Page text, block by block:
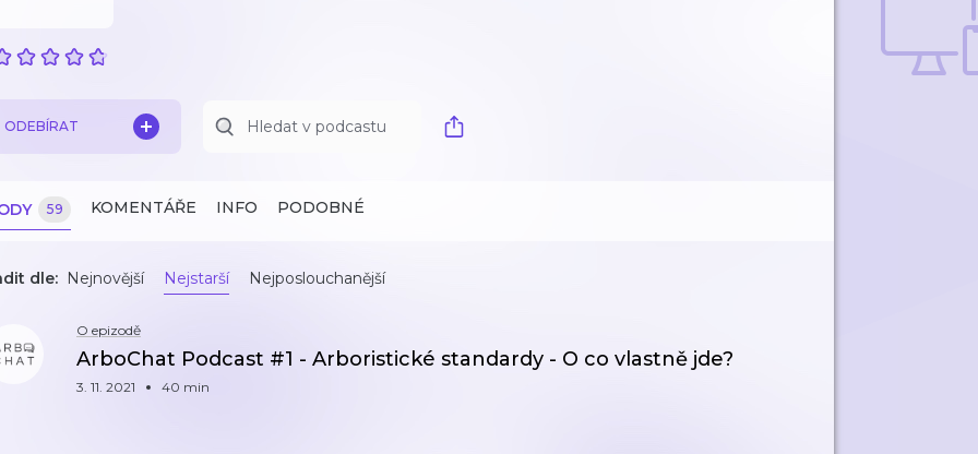
ODEBÍRAT
59 KOMENTÁŘE INFO PODOBNÉ
dle: Nejnovější Nejstarší Nejposlouchanější
O epizodě
ArboChat Podcast #1 - Arboristické standardy - O co vlastně jde?
3. 11. 2021 40 min